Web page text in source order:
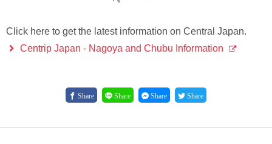
Click here to get the latest information on Central Japan.
Centrip Japan - Nagoya and Chubu Information
Share Share Share Share